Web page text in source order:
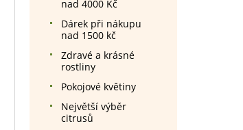
nad 4000 Kč
Dárek při nákupu
nad 1500 kč
Zdravé a krásné
rostliny
Pokojové květiny
Největší výběr
citrusů